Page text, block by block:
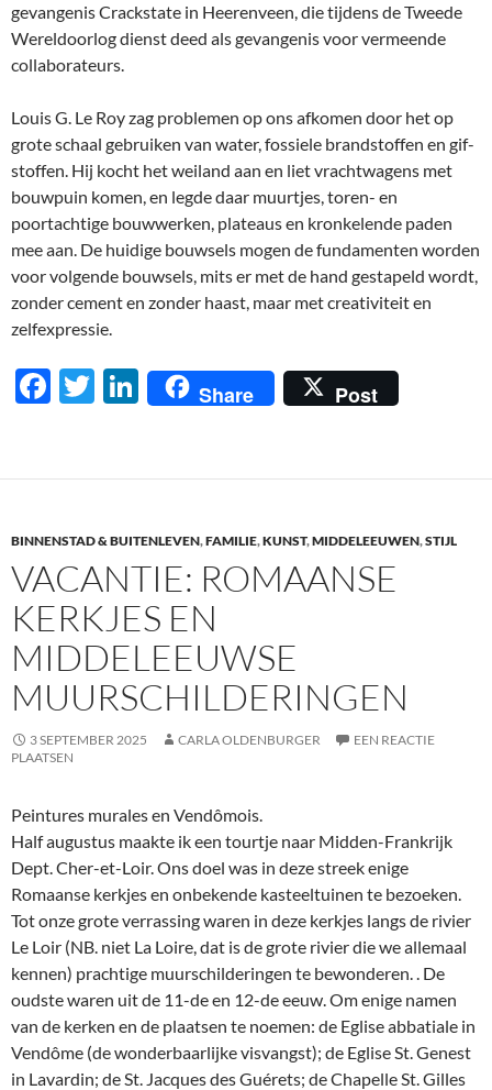
gevangenis Crackstate in Heerenveen, die tijdens de Tweede
Wereldoorlog dienst deed als gevangenis voor vermeende
collaborateurs.
Louis G. Le Roy zag problemen op ons afkomen door het op
grote schaal gebruiken van water, fossiele brandstoffen en gif­
stoffen. Hij kocht het weiland aan en liet vrachtwagens met
bouwpuin komen, en legde daar muurtjes, toren- en
poortachtige bouwwerken, plateaus en kronkelende paden
mee aan. De huidige bouwsels mogen de fundamenten worden
voor volgende bouwsels, mits er met de hand gestapeld wordt,
zonder cement en zonder haast, maar met creativiteit en
zelfexpressie.
F
b
o
o
k
T
er
Li
n
e
dI
n
Share Post
BINNENSTAD & BUITENLEVEN,FAMILIE,KUNST,MIDDELEEUWEN,STIJL
VACANTIE: ROMAANSE
KERKJES EN
MIDDELEEUWSE
MUURSCHILDERINGEN
3 SEPTEMBER 2025 CARLA OLDENBURGER
EEN REACTIE
PLAATSEN
Peintures murales en Vendômois.
Half augustus maakte ik een tourtje naar Midden-Frankrijk
Dept. Cher-et-Loir. Ons doel was in deze streek enige
Romaanse kerkjes en onbekende kasteeltuinen te bezoeken.
Tot onze grote verrassing waren in deze kerkjes langs de rivier
Le Loir (NB. niet La Loire, dat is de grote rivier die we allemaal
kennen) prachtige muurschilderingen te bewonderen. . De
oudste waren uit de 11-de en 12-de eeuw. Om enige namen
van de kerken en de plaatsen te noemen: de Eglise abbatiale in
Vendôme (de wonderbaarlijke visvangst); de Eglise St. Genest
in Lavardin; de St. Jacques des Guérets; de Chapelle St. Gilles